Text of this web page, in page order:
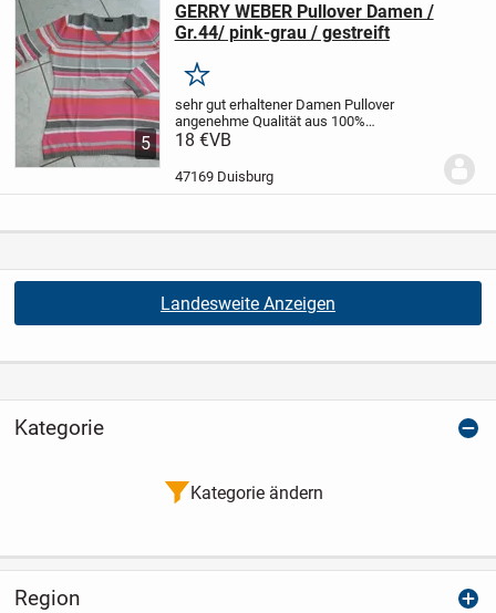
5
GERRY WEBER Pullover Damen /
Gr.44/ pink-grau / gestreift
Merken
sehr gut erhaltener Damen Pullover
angenehme Qualität aus 100%
Baumwolle
18 €VB
47169 Duisburg
Landesweite Anzeigen
Kategorie
Kategorie ändern
Region